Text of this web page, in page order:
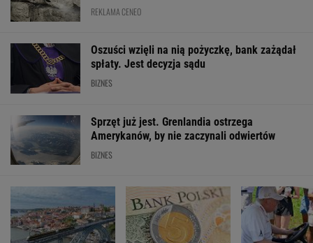
REKLAMA CENEO
Oszuści wzięli na nią pożyczkę, bank zażądał
spłaty. Jest decyzja sądu
BIZNES
Sprzęt już jest. Grenlandia ostrzega
Amerykanów, by nie zaczynali odwiertów
BIZNES